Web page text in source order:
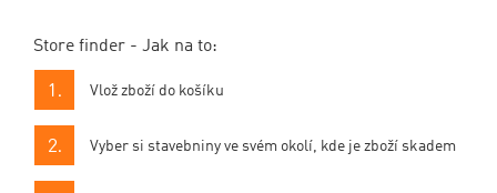
Store finder - Jak na to:
Vlož zboží do košíku
Vyber si stavebniny ve svém okolí, kde je zboží skadem